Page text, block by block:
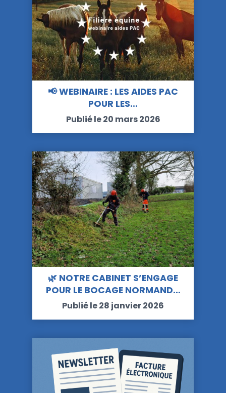
📢 WEBINAIRE : LES AIDES PAC
POUR LES…
Publié le 20 mars 2026
🌿 NOTRE CABINET S’ENGAGE
POUR LE BOCAGE NORMAND…
Publié le 28 janvier 2026